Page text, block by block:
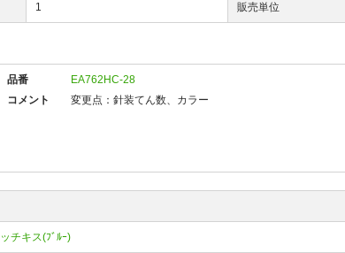
1 販売単位
品番
EA762HC-28
コメント
変更点：針装てん数、カラー
チキス(ﾌﾞﾙｰ)